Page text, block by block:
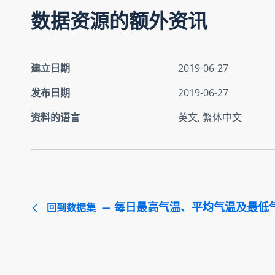
数据资源的额外资讯
建立日期
2019-06-27
发布日期
2019-06-27
资料的语言
英文, 繁体中文
回到数据集 每日最高气温、平均气温及最低